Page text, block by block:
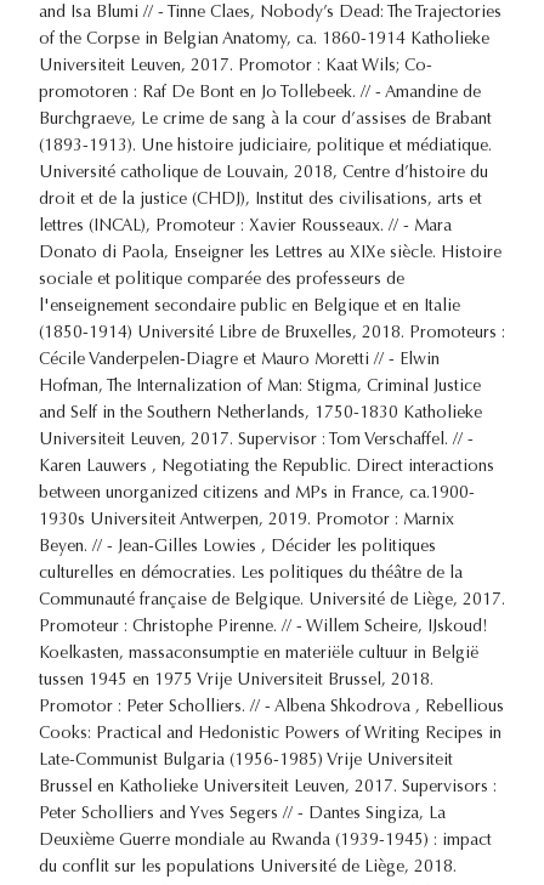
and Isa Blumi // - Tinne Claes, Nobody’s Dead: The Trajectories
of the Corpse in Belgian Anatomy, ca. 1860-1914 Katholieke
Universiteit Leuven, 2017. Promotor : Kaat Wils; Co-
promotoren : Raf De Bont en Jo Tollebeek. // - Amandine de
Burchgraeve, Le crime de sang à la cour d’assises de Brabant
(1893‐1913). Une histoire judiciaire, politique et médiatique.
Université catholique de Louvain, 2018, Centre d’histoire du
droit et de la justice (CHDJ), Institut des civilisations, arts et
lettres (INCAL), Promoteur : Xavier Rousseaux. // - Mara
Donato di Paola, Enseigner les Lettres au XIXe siècle. Histoire
sociale et politique comparée des professeurs de
l'enseignement secondaire public en Belgique et en Italie
(1850-1914) Université Libre de Bruxelles, 2018. Promoteurs :
Cécile Vanderpelen-Diagre et Mauro Moretti // - Elwin
Hofman, The Internalization of Man: Stigma, Criminal Justice
and Self in the Southern Netherlands, 1750-1830 Katholieke
Universiteit Leuven, 2017. Supervisor : Tom Verschaffel. // -
Karen Lauwers , Negotiating the Republic. Direct interactions
between unorganized citizens and MPs in France, ca.1900-
1930s Universiteit Antwerpen, 2019. Promotor : Marnix
Beyen. // - Jean-Gilles Lowies , Décider les politiques
culturelles en démocraties. Les politiques du théâtre de la
Communauté française de Belgique. Université de Liège, 2017.
Promoteur : Christophe Pirenne. // - Willem Scheire, IJskoud!
Koelkasten, massaconsumptie en materiële cultuur in België
tussen 1945 en 1975 Vrije Universiteit Brussel, 2018.
Promotor : Peter Scholliers. // - Albena Shkodrova , Rebellious
Cooks: Practical and Hedonistic Powers of Writing Recipes in
Late-Communist Bulgaria (1956-1985) Vrije Universiteit
Brussel en Katholieke Universiteit Leuven, 2017. Supervisors :
Peter Scholliers and Yves Segers // - Dantes Singiza, La
Deuxième Guerre mondiale au Rwanda (1939-1945) : impact
du conflit sur les populations Université de Liège, 2018.